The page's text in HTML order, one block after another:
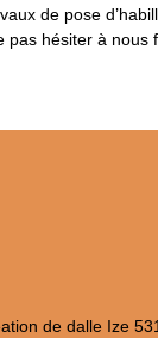
de pose
hésiter à nous
de dalle Ize